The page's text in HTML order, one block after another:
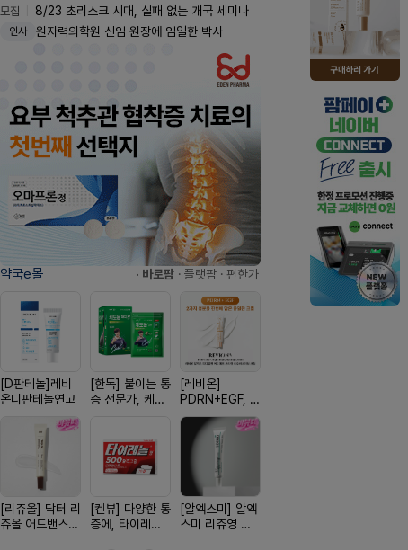
모집
8/23 초리스크 시대, 실패 없는 개국 세미나
인사 원자력의학원 신임 원장에 임일한 박사
약국e몰 · 바로팜 · 플랫팜 · 편한가
[D판테놀]레비
온디판테놀연고
[한독] 붙이는 통
증 전문가, 케토
[레비온]
PDRN+EGF, 레
비온RX PDRN
EGF 크림
[리쥬올] 닥터 리
쥬올 어드밴스드
[켄뷰] 다양한 통
증에, 타이레놀
[알엑스미] 알엑
스미 리쥬영 울